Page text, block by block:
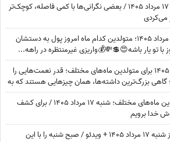
پاکسازی انرژی امروز شنبه 17 مرداد 1405 / بعضی نگرانی‌ها با کمی فاصله، کوچک‌تر
می‌کردی
فال شانس ثروت امروز 17 مرداد 1405؛ متولدین کدام ماه امروز پول به دستشان
تو یار باشه😍💲💸💰واریزی غیرمنتظره در راهه...
دعای امروز شنبه 17 مرداد 1405 برای متولدین ماه‌های مختلف؛ قدر نعمت‌هایی را
گاهی بزرگ‌ترین داشته‌ها، همان چیزهایی هستند که به
پیام امروز قرآن برای متولدین ماه‌های مختلف؛ شنبه 17 مرداد 1405 / برای کشف
خدا برویم
شکرگزاری صبحگاهی امروز شنبه 17 مرداد 1405 + ویدئو / صبح شنبه را با این